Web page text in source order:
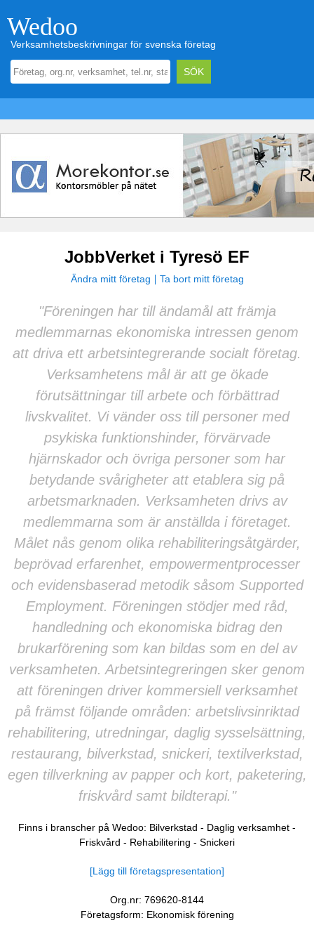
Wedoo
Verksamhetsbeskrivningar för svenska företag
JobbVerket i Tyresö EF
Ändra mitt företag Ta bort mitt företag
"Föreningen har till ändamål att främja
medlemmarnas ekonomiska intressen genom
att driva ett arbetsintegrerande socialt företag.
Verksamhetens mål är att ge ökade
förutsättningar till arbete och förbättrad
livskvalitet. Vi vänder oss till personer med
psykiska funktionshinder, förvärvade
hjärnskador och övriga personer som har
betydande svårigheter att etablera sig på
arbetsmarknaden. Verksamheten drivs av
medlemmarna som är anställda i företaget.
Målet nås genom olika rehabiliteringsåtgärder,
beprövad erfarenhet, empowermentprocesser
och evidensbaserad metodik såsom Supported
Employment. Föreningen stödjer med råd,
handledning och ekonomiska bidrag den
brukarförening som kan bildas som en del av
verksamheten. Arbetsintegreringen sker genom
att föreningen driver kommersiell verksamhet
på främst följande områden: arbetslivsinriktad
rehabilitering, utredningar, daglig sysselsättning,
restaurang, bilverkstad, snickeri, textilverkstad,
egen tillverkning av papper och kort, paketering,
friskvård samt bildterapi."
Finns i branscher på Wedoo: Bilverkstad - Daglig verksamhet -
Friskvård - Rehabilitering - Snickeri
[Lägg till företagspresentation]
Org.nr: 769620-8144
Företagsform: Ekonomisk förening